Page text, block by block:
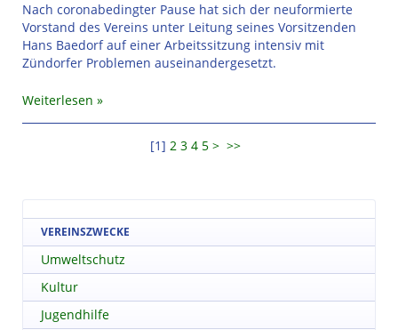
Nach coronabedingter Pause hat sich der neuformierte
Vorstand des Vereins unter Leitung seines Vorsitzenden
Hans Baedorf auf einer Arbeitssitzung intensiv mit
Zündorfer Problemen auseinandergesetzt.
Weiterlesen
[1] 2 3 4 5 > >>
VEREINSZWECKE
Umweltschutz
Kultur
Jugendhilfe